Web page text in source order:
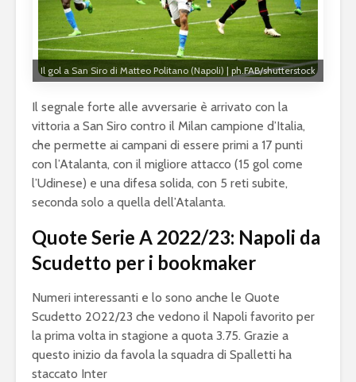
Il gol a San Siro di Matteo Politano (Napoli) | ph.FAB/shutterstock
Il segnale forte alle avversarie è arrivato con la
vittoria a San Siro contro il Milan campione d’Italia,
che permette ai campani di essere primi a 17 punti
con l’Atalanta, con il migliore attacco (15 gol come
l’Udinese) e una difesa solida, con 5 reti subite,
seconda solo a quella dell’Atalanta.
Quote Serie A 2022/23: Napoli da
Scudetto per i bookmaker
Numeri interessanti e lo sono anche le Quote
Scudetto 2022/23 che vedono il Napoli favorito per
la prima volta in stagione a quota 3.75. Grazie a
questo inizio da favola la squadra di Spalletti ha
staccato Inter